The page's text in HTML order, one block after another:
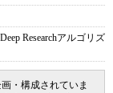
Researchアルゴリズ
・構成されていま